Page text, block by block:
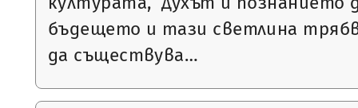
бъдещето и тази светлина
да съществува…